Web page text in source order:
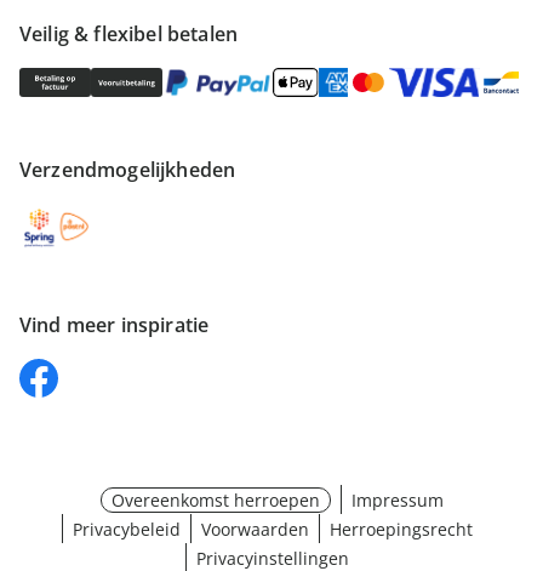
Veilig & flexibel betalen
Verzendmogelijkheden
Vind meer inspiratie
Overeenkomst herroepen
Impressum
Privacybeleid
Voorwaarden
Herroepingsrecht
Privacyinstellingen